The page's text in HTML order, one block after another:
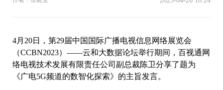
4月20日，第29届中国国际广播电视信息网络展览会
（CCBN2023）——云和大数据论坛举行期间，百视通网
络电视技术发展有限责任公司副总裁陈卫分享了题为
《广电5G频道的数智化探索》的主旨发言。